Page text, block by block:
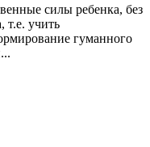
силы ребенка, без
т.е. учить
гуманного